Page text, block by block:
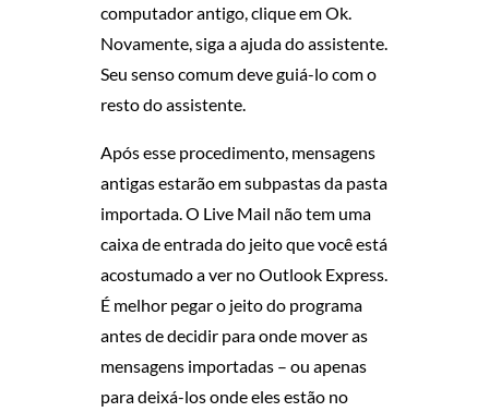
computador antigo, clique em Ok.
Novamente, siga a ajuda do assistente.
Seu senso comum deve guiá-lo com o
resto do assistente.
Após esse procedimento, mensagens
antigas estarão em subpastas da pasta
importada. O Live Mail não tem uma
caixa de entrada do jeito que você está
acostumado a ver no Outlook Express.
É melhor pegar o jeito do programa
antes de decidir para onde mover as
mensagens importadas – ou apenas
para deixá-los onde eles estão no